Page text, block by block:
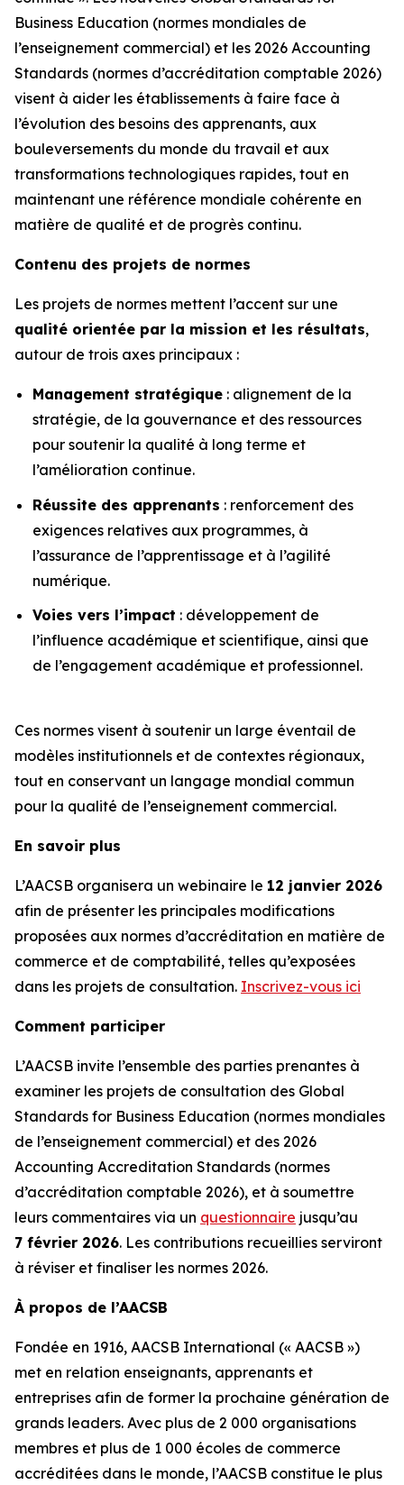
Business Education (normes mondiales de
l’enseignement commercial) et les 2026 Accounting
Standards (normes d’accréditation comptable 2026)
visent à aider les établissements à faire face à
l’évolution des besoins des apprenants, aux
bouleversements du monde du travail et aux
transformations technologiques rapides, tout en
maintenant une référence mondiale cohérente en
matière de qualité et de progrès continu.
Contenu des projets de normes
Les projets de normes mettent l’accent sur une
qualité orientée par la mission et les résultats,
autour de trois axes principaux :
Management stratégique : alignement de la
stratégie, de la gouvernance et des ressources
pour soutenir la qualité à long terme et
l’amélioration continue.
Réussite des apprenants : renforcement des
exigences relatives aux programmes, à
l’assurance de l’apprentissage et à l’agilité
numérique.
Voies vers l’impact : développement de
l’influence académique et scientifique, ainsi que
de l’engagement académique et professionnel.
Ces normes visent à soutenir un large éventail de
modèles institutionnels et de contextes régionaux,
tout en conservant un langage mondial commun
pour la qualité de l’enseignement commercial.
En savoir plus
L’AACSB organisera un webinaire le 12 janvier 2026
afin de présenter les principales modifications
proposées aux normes d’accréditation en matière de
commerce et de comptabilité, telles qu’exposées
dans les projets de consultation. Inscrivez-vous ici
Comment participer
L’AACSB invite l’ensemble des parties prenantes à
examiner les projets de consultation des Global
Standards for Business Education (normes mondiales
de l’enseignement commercial) et des 2026
Accounting Accreditation Standards (normes
d’accréditation comptable 2026), et à soumettre
leurs commentaires via un questionnaire jusqu’au
7 février 2026. Les contributions recueillies serviront
à réviser et finaliser les normes 2026.
À propos de l’AACSB
Fondée en 1916, AACSB International (« AACSB »)
met en relation enseignants, apprenants et
entreprises afin de former la prochaine génération de
grands leaders. Avec plus de 2 000 organisations
membres et plus de 1 000 écoles de commerce
accréditées dans le monde, l’AACSB constitue le plus